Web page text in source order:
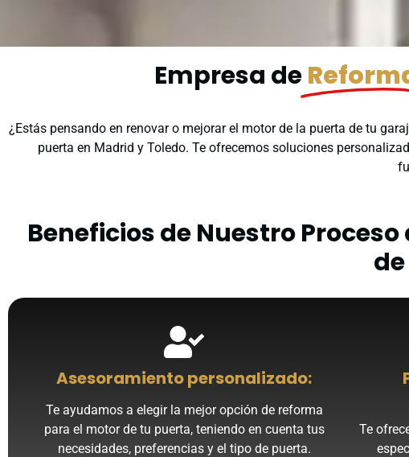
Empresa de
¿Estás pensando en renovar o mejorar el motor de la puerta de tu
puerta en Madrid y Toledo. Te ofrecemos soluciones
Beneficios de Nuestro Proceso
Asesoramiento personalizado:
Te ayudamos a elegir la mejor opción de reforma
para el motor de tu puerta, teniendo en cuenta tus
necesidades, preferencias y el tipo de puerta.
Te